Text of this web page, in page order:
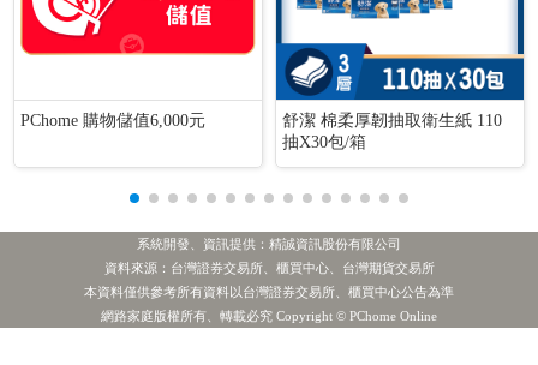
PChome 購物儲值6,000元
舒潔 棉柔厚韌抽取衛生紙 110
抽X30包/箱
系統開發、資訊提供：精誠資訊股份有限公司
資料來源：台灣證券交易所、櫃買中心、台灣期貨交易所
本資料僅供參考所有資料以台灣證券交易所、櫃買中心公告為準
網路家庭版權所有、轉載必究 Copyright © PChome Online